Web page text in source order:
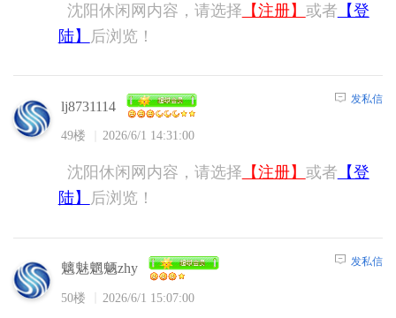
沈阳休闲网内容，请选择 【注册】 或者 【登
陆】
后浏览！
lj8731114
49楼 2026/6/1 14:31:00
发私信
沈阳休闲网内容，请选择 【注册】 或者 【登
陆】
后浏览！
魑魅魍魉zhy
50楼 2026/6/1 15:07:00
发私信